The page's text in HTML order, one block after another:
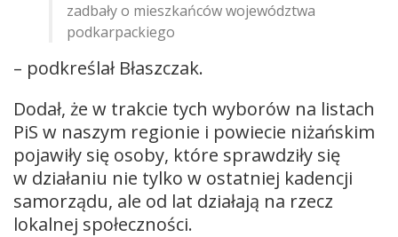
zadbały o mieszkańców województwa
podkarpackiego
– podkreślał Błaszczak.
Dodał, że w trakcie tych wyborów na listach
PiS w naszym regionie i powiecie niżańskim
pojawiły się osoby, które sprawdziły się
w działaniu nie tylko w ostatniej kadencji
samorządu, ale od lat działają na rzecz
lokalnej społeczności.